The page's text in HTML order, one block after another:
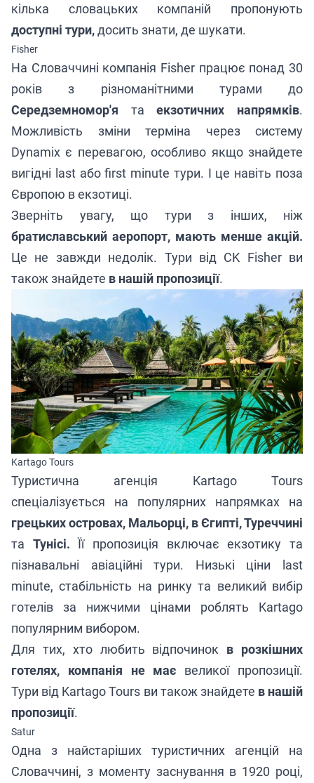
кілька словацьких компаній пропонують
доступні тури,досить знати, де шукати.
Fisher
На Словаччині компанія Fisher працює понад 30
років з різноманітними турами до
Середземномор'я таекзотичних напрямків.
Можливість зміни терміна через систему
Dynamix є перевагою, особливо якщо знайдете
вигідні last або first minute тури. І це навіть поза
Європою в екзотиці.
Зверніть увагу, що тури з інших, ніж
братиславський аеропорт, мають менше акцій.
Це не завжди недолік. Тури від CK Fisher ви
також знайдете в нашій пропозиції.
Kartago Tours
Туристична агенція Kartago Tours
спеціалізується на популярних напрямках на
грецьких островах, Мальорці, в Єгипті, Туреччині
та Тунісі. Її пропозиція включає екзотику та
пізнавальні авіаційні тури. Низькі ціни last
minute, стабільність на ринку та великий вибір
готелів за нижчими цінами роблять Kartago
популярним вибором.
Для тих, хто любить відпочинок в розкішних
готелях, компанія не має великої пропозиції.
Тури від Kartago Tours ви також знайдете в нашій
пропозиції.
Satur
Одна з найстаріших туристичних агенцій на
Словаччині, з моменту заснування в 1920 році,